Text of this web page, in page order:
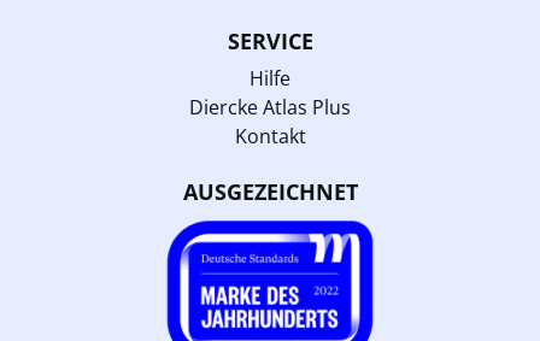
SERVICE
Hilfe
Diercke Atlas Plus
Kontakt
AUSGEZEICHNET